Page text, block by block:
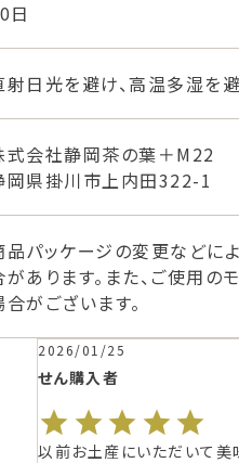
日
射日光を避け、高温多湿を
式会社静岡茶の葉＋M22
岡県掛川市上内田322-1
品パッケージの変更などに
があります。また、ご使用
合がございます。
しかった
ポンソラ
2025/12/18
お茶好きな母へのプ